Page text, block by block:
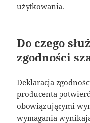
użytkowania.
Do czego
zgodności
Deklaracja
producenta
obowiązującymi
wymagania